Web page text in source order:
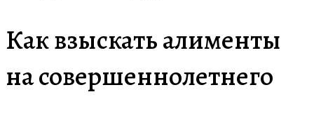
Как взыскать алименты
на совершеннолетнего